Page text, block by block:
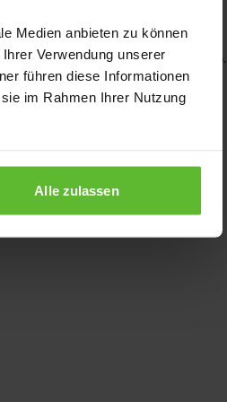
Medien anbieten zu können
Verwendung unserer
führen diese Informationen
im Rahmen Ihrer Nutzung
Alle zulassen
console for more information).